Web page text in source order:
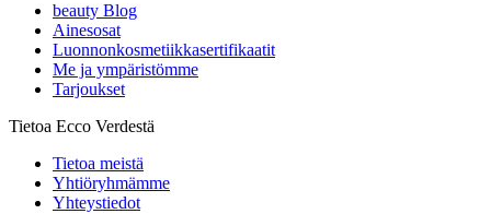
beauty Blog
Ainesosat
Luonnonkosmetiikkasertifikaatit
Me ja ympäristömme
Tarjoukset
Tietoa Ecco Verdestä
Tietoa meistä
Yhtiöryhmämme
Yhteystiedot